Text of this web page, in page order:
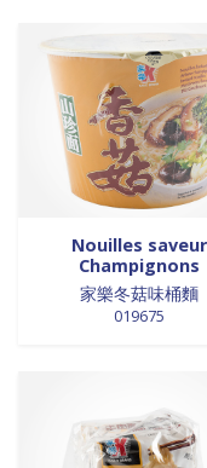
Nouilles saveur
Champignons
家樂冬菇味桶麵
019675